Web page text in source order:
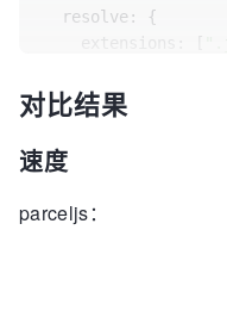
    extensions: [
      components:
    }
  },
       test: /\.jsx?$/,
对比结果
速度
parceljs：